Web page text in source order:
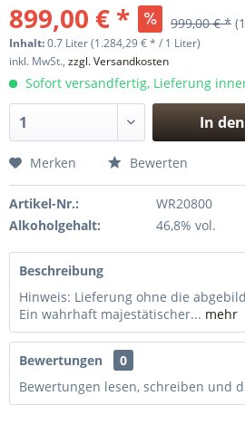
899,00 € * 999,00 € *
Inhalt:0.7 Liter (1.284,29 € * / 1 Liter)
inkl. MwSt., zzgl. Versandkosten
Sofort versandfertig, Lieferung
In den
Merken Bewerten
Artikel-Nr.:
WR20800
Alkoholgehalt:
46,8% vol.
Beschreibung
Hinweis: Lieferung ohne die
Ein wahrhaft majestätischer... mehr
Bewertungen
0
Bewertungen lesen, schreiben und